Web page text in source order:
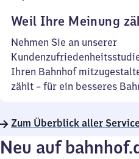
Weil Ihre Meinung
Nehmen Sie an unserer
Ihren Bahnhof
zählt – für ein besseres
Zum Überblick aller
Neu auf